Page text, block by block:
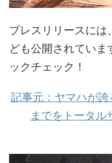
プレスリリースに
ども公開されてい
ックチェック！
記事元：ヤマハが
までをトータ